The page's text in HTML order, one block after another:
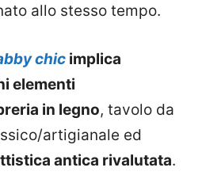
allo stesso tempo.
chic implica
elementi
in legno, tavolo da
artigianale ed
antica rivalutata.